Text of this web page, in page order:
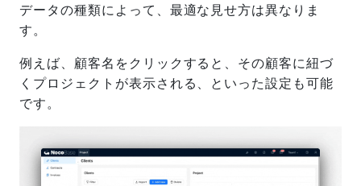
データの種類によって、最適な見せ方は異なりま
す。
例えば、顧客名をクリックすると、その顧客に紐づ
くプロジェクトが表示される、といった設定も可能
です。